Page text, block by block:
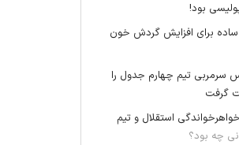
بود!
ساده برای افزایش گردش خون
سرمربی تیم چهارم جدول را
گرفت
استقلال و تیم
چه بود؟